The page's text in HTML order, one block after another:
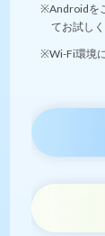
※Androidを
てお試しく
※Wi-Fi環境